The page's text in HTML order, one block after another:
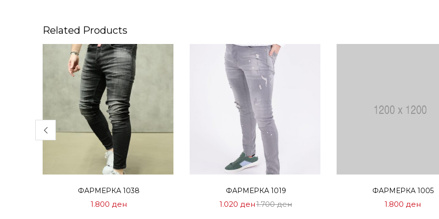
Related Products
ФАРМЕРКА 1038
1.800 ден
ФАРМЕРКА 1019
1.020 денЦена
1.700денНормална
ФАРМЕРКА 1005
1.800 ден